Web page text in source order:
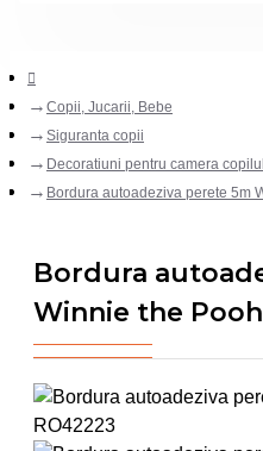
Copii, Jucarii, Bebe
Siguranta copii
Decoratiuni pentru camera
Bordura autoadeziva perete 5m
Bordura
Winnie the Pooh